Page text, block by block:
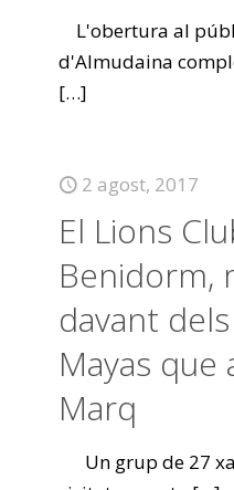
L'obertura al
d'Almudaina
[…]
2 agost, 2017
El Lions
Benidorm,
davant
Mayas que
Marq
Un grup de 27